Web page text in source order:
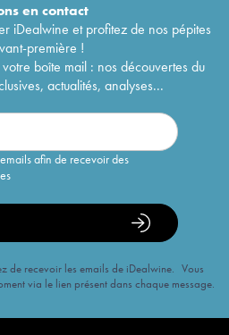
encontact
iDealwine et profitez de nos pépites
première !
boîte mail : nos découvertes du
actualités, analyses...
afin de recevoir des
de recevoir les emails de iDealwine. Vous
via le lien présent dans chaque message.